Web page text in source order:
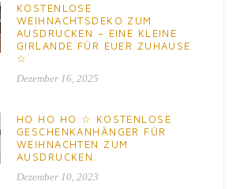
KOSTENLOSE
WEIHNACHTSDEKO ZUM
AUSDRUCKEN – EINE KLEINE
GIRLANDE FÜR EUER ZUHAUSE
☆
Dezember 16, 2025
HO HO HO ☆ KOSTENLOSE
GESCHENKANHÄNGER FÜR
WEIHNACHTEN ZUM
AUSDRUCKEN.
Dezember 10, 2023